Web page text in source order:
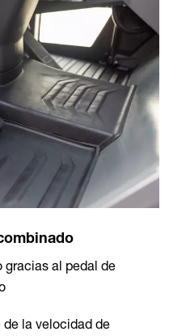
gracias al pedal de
la velocidad de